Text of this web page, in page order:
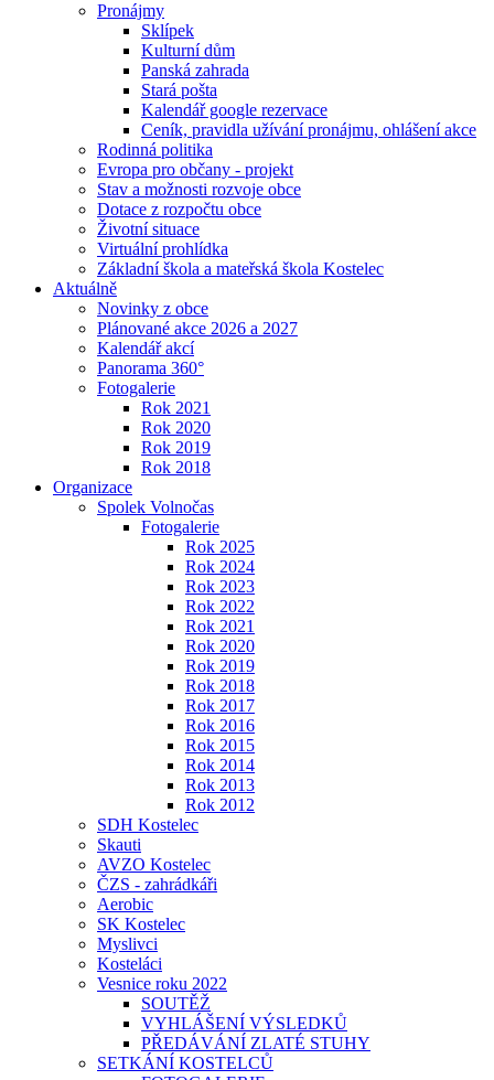
Pronájmy
Sklípek
Kulturní dům
Panská zahrada
Stará pošta
Kalendář google rezervace
Ceník, pravidla užívání pronájmu, ohlášení akce
Rodinná politika
Evropa pro občany - projekt
Stav a možnosti rozvoje obce
Dotace z rozpočtu obce
Životní situace
Virtuální prohlídka
Základní škola a mateřská škola Kostelec
Aktuálně
Novinky z obce
Plánované akce 2026 a 2027
Kalendář akcí
Panorama 360°
Fotogalerie
Rok 2021
Rok 2020
Rok 2019
Rok 2018
Organizace
Spolek Volnočas
Fotogalerie
Rok 2025
Rok 2024
Rok 2023
Rok 2022
Rok 2021
Rok 2020
Rok 2019
Rok 2018
Rok 2017
Rok 2016
Rok 2015
Rok 2014
Rok 2013
Rok 2012
SDH Kostelec
Skauti
AVZO Kostelec
ČZS - zahrádkáři
Aerobic
SK Kostelec
Myslivci
Kosteláci
Vesnice roku 2022
SOUTĚŽ
VYHLÁŠENÍ VÝSLEDKŮ
PŘEDÁVÁNÍ ZLATÉ STUHY
SETKÁNÍ KOSTELCŮ